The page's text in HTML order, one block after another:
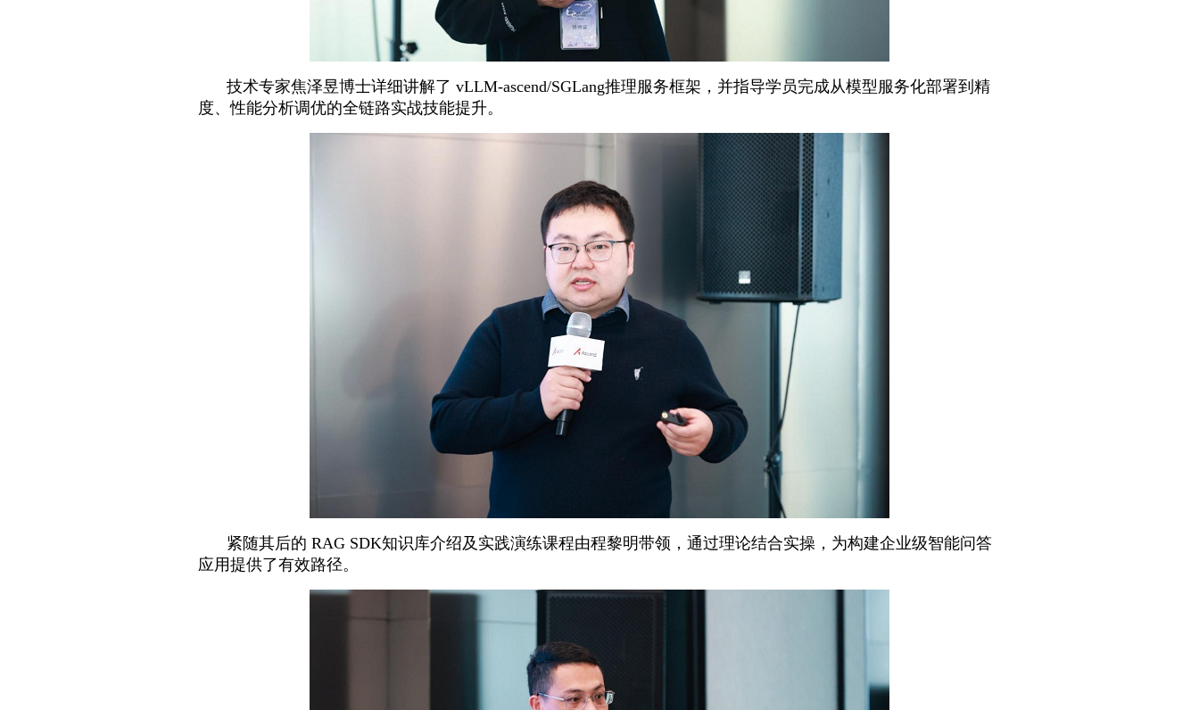
技术专家焦泽昱博士详细讲解了 vLLM-ascend/SGLang推理服务框架，并指导学员完成从模型服务化部署到精
度、性能分析调优的全链路实战技能提升。
紧随其后的 RAG SDK知识库介绍及实践演练课程由程黎明带领，通过理论结合实操，为构建企业级智能问答
应用提供了有效路径。